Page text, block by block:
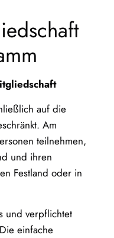
auf die
Am
teilnehmen,
und ihren
Festland oder in
und verpflichtet
einfache